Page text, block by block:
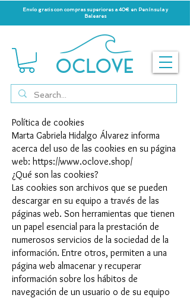
Envío gratis con compras superiores a 40€ en Península y
Baleares
Política de cookies
Marta Gabriela Hidalgo Álvarez informa
acerca del uso de las cookies en su página
web: https://www.oclove.shop/
¿Qué son las cookies?
Las cookies son archivos que se pueden
descargar en su equipo a través de las
páginas web. Son herramientas que tienen
un papel esencial para la prestación de
numerosos servicios de la sociedad de la
información. Entre otros, permiten a una
página web almacenar y recuperar
información sobre los hábitos de
navegación de un usuario o de su equipo